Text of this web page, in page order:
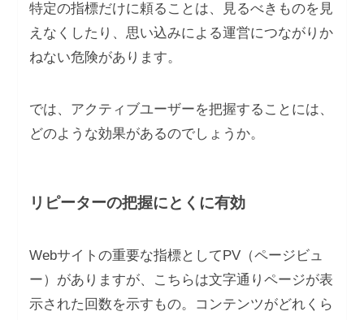
特定の指標だけに頼ることは、見るべきものを見
えなくしたり、思い込みによる運営につながりか
ねない危険があります。
では、アクティブユーザーを把握することには、
どのような効果があるのでしょうか。
リピーターの把握にとくに有効
Webサイトの重要な指標としてPV（ページビュ
ー）がありますが、こちらは文字通りページが表
示された回数を示すもの。コンテンツがどれくら